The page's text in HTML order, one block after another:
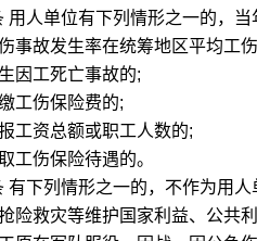
单位有下列情形之一的，当
故发生率在统筹地区平均工伤
工死亡事故的;
伤保险费的;
资总额或职工人数的;
伤保险待遇的。
列情形之一的，不作为用人
救灾等维护国家利益、公共利